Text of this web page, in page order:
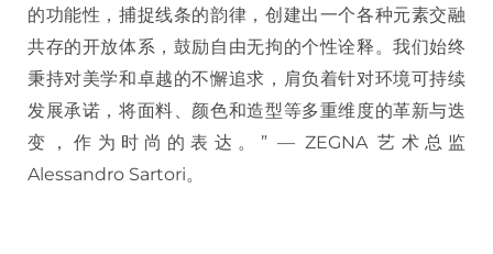
的功能性，捕捉线条的韵律，创建出一个各种元素交融
共存的开放体系，鼓励自由无拘的个性诠释。我们始终
秉持对美学和卓越的不懈追求，肩负着针对环境可持续
发展承诺，将面料、颜色和造型等多重维度的革新与迭
变，作为时尚的表达。” — ZEGNA 艺术总监
Alessandro Sartori。